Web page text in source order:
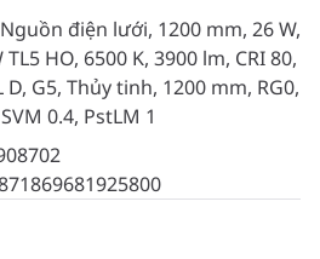
Nguồn điện lưới, 1200 mm, 26 W,
HO, 6500 K, 3900 lm, CRI 80,
D, G5, Thủy tinh, 1200 mm, RG0,
0.4, PstLM 1